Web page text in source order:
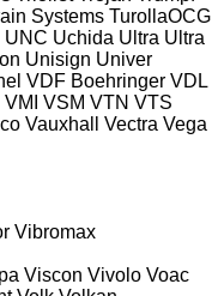
Systems TurollaOCG
UNC Uchida Ultra Ultra
Unisign Univer
VDF Boehringer VDL
VMI VSM VTN VTS
Vauxhall Vectra Vega
Vibromax
Viscon Vivolo Voac